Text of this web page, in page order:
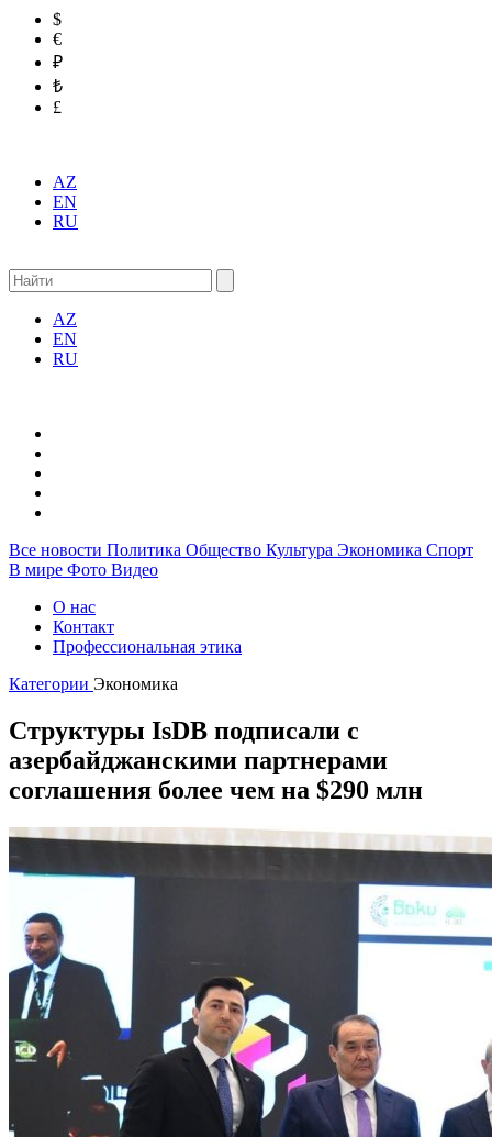
$
€
₽
₺
£
AZ
EN
RU
AZ
EN
RU
Все новости Политика Общество Культура Экономика Спорт
В мире Фото Видео
О нас
Контакт
Профессиональная этика
Категории Экономика
Структуры IsDB подписали с
азербайджанскими партнерами
соглашения более чем на $290 млн